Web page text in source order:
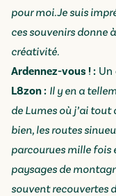
pour moi. Je suis
ces souvenirs donne
créativité.
Ardennez-vous ! :
L8zon : Il y en a
de Lumes où j’ai tout
bien, les routes
parcourues mille fois
paysages de
souvent recouvertes